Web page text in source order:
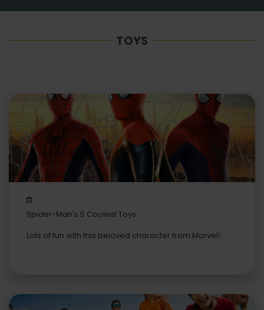
TOYS
Spider-Man's 5 Coolest Toys
Lots of fun with this beloved character from Marvel!